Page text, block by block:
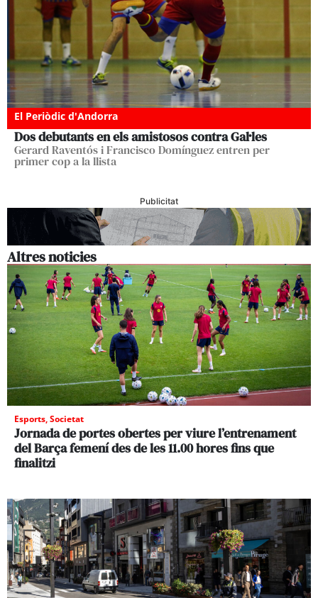
El Periòdic d'Andorra
Dos debutants en els amistosos contra Gal·les
Gerard Raventós i Francisco Domínguez entren per
primer cop a la llista
Publicitat
Altres noticies
Esports,Societat
Jornada de portes obertes per viure l’entrenament
del Barça femení des de les 11.00 hores fins que
finalitzi